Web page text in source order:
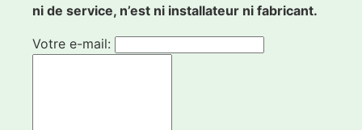
ni de service, n’est ni installateur ni fabricant.
Votre e-mail: